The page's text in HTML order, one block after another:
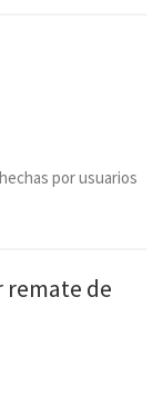
por usuarios
remate de